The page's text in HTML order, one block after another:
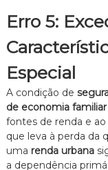
Erro 5:
Especial
A condição de
de economia familiar
fontes de renda e
que leva à perda da
uma renda urbana
a dependência